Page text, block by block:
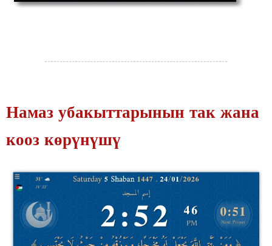
Намаз убакыттарынын так жана
кооз көрүнүшү